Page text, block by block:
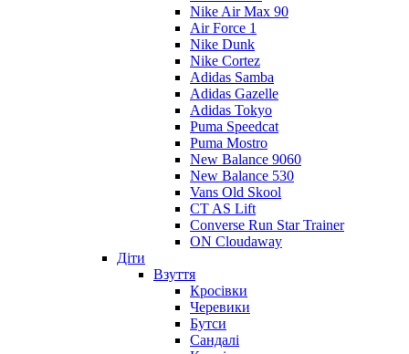
Nike Air Max 90
Air Force 1
Nike Dunk
Nike Cortez
Adidas Samba
Adidas Gazelle
Adidas Tokyo
Puma Speedcat
Puma Mostro
New Balance 9060
New Balance 530
Vans Old Skool
CT AS Lift
Converse Run Star Trainer
ON Cloudaway
Діти
Взуття
Кросівки
Черевики
Бутси
Сандалі